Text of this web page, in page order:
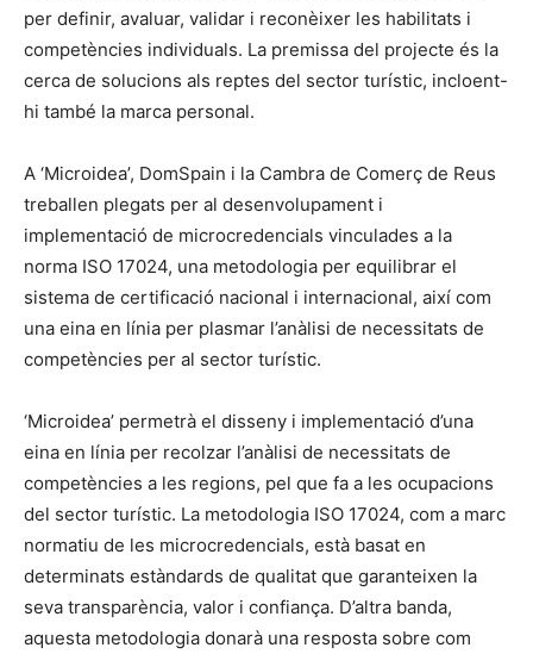
per definir, avaluar, validar i reconèixer les habilitats i
competències individuals. La premissa del projecte és la
cerca de solucions als reptes del sector turístic, incloent-
hi també la marca personal.
A ‘Microidea’, DomSpain i la Cambra de Comerç de Reus
treballen plegats per al desenvolupament i
implementació de microcredencials vinculades a la
norma ISO 17024, una metodologia per equilibrar el
sistema de certificació nacional i internacional, així com
una eina en línia per plasmar l’anàlisi de necessitats de
competències per al sector turístic.
‘Microidea’ permetrà el disseny i implementació d’una
eina en línia per recolzar l’anàlisi de necessitats de
competències a les regions, pel que fa a les ocupacions
del sector turístic. La metodologia ISO 17024, com a marc
normatiu de les microcredencials, està basat en
determinats estàndards de qualitat que garanteixen la
seva transparència, valor i confiança. D’altra banda,
aquesta metodologia donarà una resposta sobre com